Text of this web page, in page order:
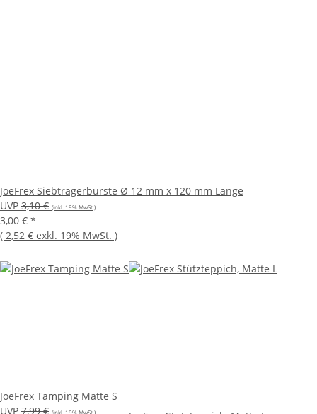
JoeFrex Siebträgerbürste Ø 12 mm x 120 mm Länge
UVP 3,10 € (inkl. 19% MwSt.)
3,00 € *
( 2,52 € exkl. 19% MwSt. )
JoeFrex Tamping Matte S
UVP 7,99 € (inkl. 19% MwSt.)